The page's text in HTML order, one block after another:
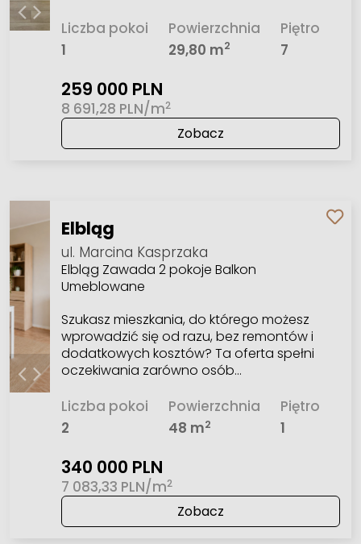
Liczba pokoi
1
Powierzchnia
29,80 m2
Piętro
7
259 000 PLN
8 691,28 PLN/m2
Zobacz
Elbląg
ul. Marcina Kasprzaka
Elbląg Zawada 2 pokoje Balkon
Umeblowane
Szukasz mieszkania, do którego możesz
wprowadzić się od razu, bez remontów i
dodatkowych kosztów? Ta oferta spełni
oczekiwania zarówno osób…
Liczba pokoi
2
Powierzchnia
48 m2
Piętro
1
340 000 PLN
7 083,33 PLN/m2
Zobacz